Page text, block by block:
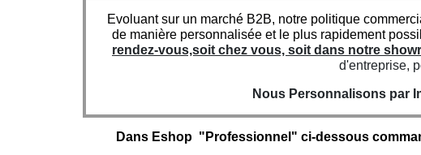
Evoluant sur un marché B2B, notre politique
de manière personnalisée et le plus rapidement
rendez-vous,soit chez vous, soit dans notre
d'entreprise,
Nous Personnalisons par
Dans Eshop "Professionnel" ci-dessous